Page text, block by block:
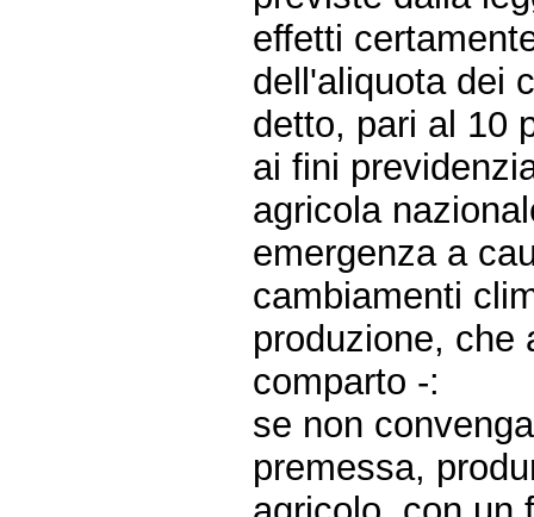
effetti
dell'aliquota dei
detto, pari al 10
ai fini
agricola
emergenza a
cambiamenti
produzione, che
comparto -:
se non
premessa,